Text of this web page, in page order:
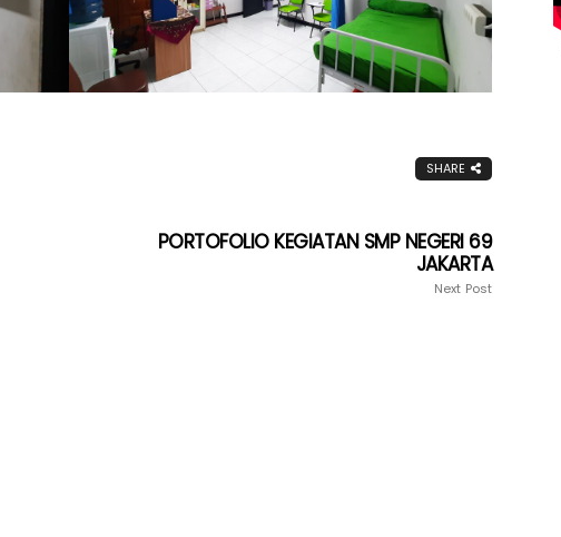
SHARE
PORTOFOLIO KEGIATAN SMP NEGERI 69
JAKARTA
Next Post